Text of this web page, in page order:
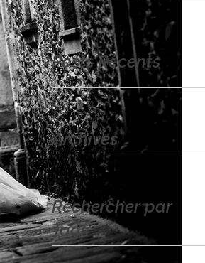
Posts Récents
Archives
Rechercher par
Tags